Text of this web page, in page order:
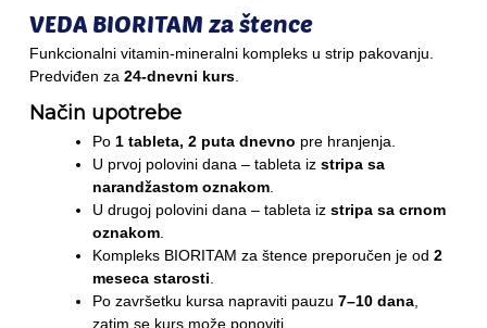
VEDA BIORITAM za štence
Funkcionalni vitamin-mineralni kompleks u strip pakovanju.
Predviđen za 24-dnevni kurs
Način upotrebe
Po 1 tableta, 2 puta dnevno pre hranjenja.
U prvoj polovini dana – tableta iz stripa sa
narandžastom oznakom
U drugoj polovini dana – tableta iz stripa sa crnom
oznakom
Kompleks BIORITAM za štence preporučen je od 2
meseca starosti
Po završetku kursa napraviti pauzu 7–10 dana
zatim se kurs može ponoviti.